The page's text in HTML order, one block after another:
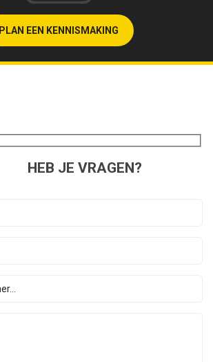
PLAN EEN KENNISMAKING
HEB JE VRAGEN?